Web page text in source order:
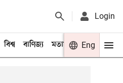
Login
বিশ্ব বাণিজ্য মতামত খেলা
Eng